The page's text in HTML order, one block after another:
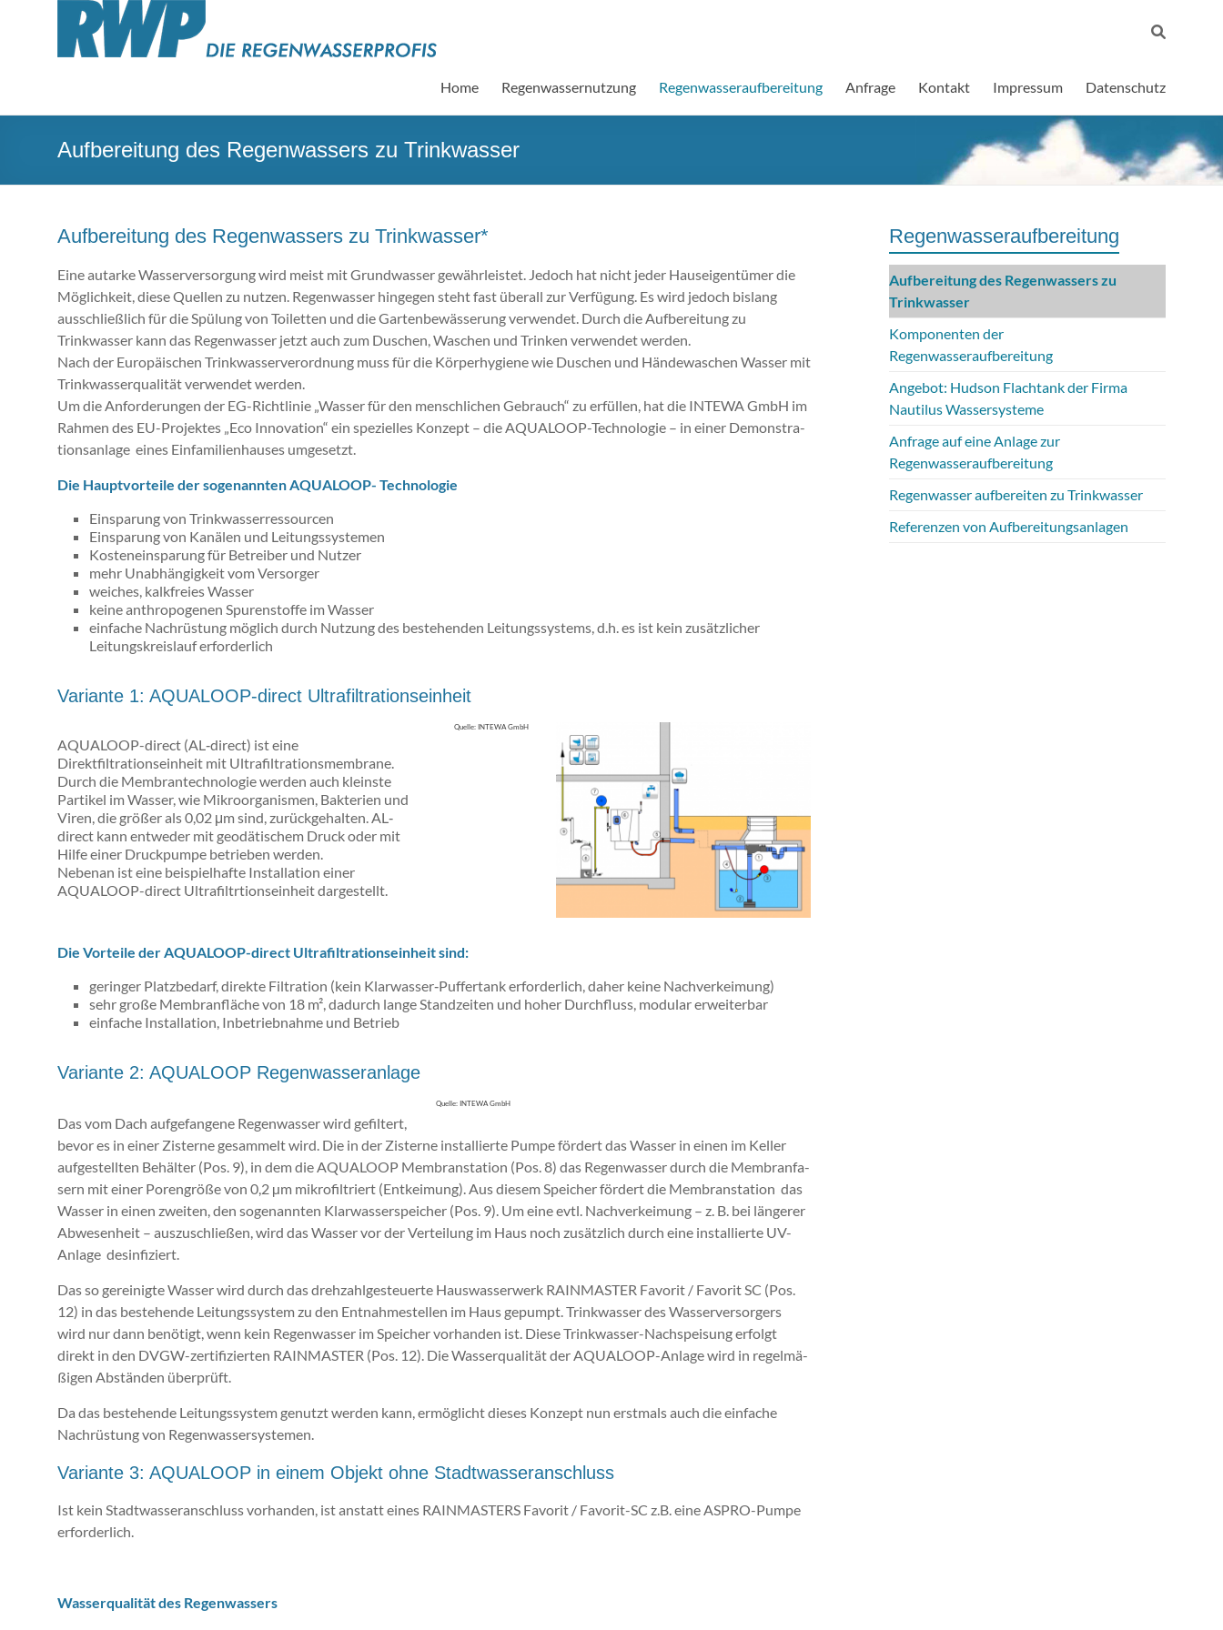
RWP
Die
vom
Home Regenwassernutzung Regenwasseraufbereitung Anfrage Kontakt Impressum Datenschutz
Aufbereitung des Regenwassers zu Trinkwasser
Aufbereitung des Regenwassers zu Trinkwasser*
Eine aut­ar­ke Was­ser­ver­sor­gung wird meist mit Grund­was­ser ge­währleistet. Je­doch hat nicht jeder Haus­ei­gen­tü­mer die
Mög­lich­keit, diese Quel­len zu nut­zen. Re­gen­was­ser hin­ge­gen steht fast über­all zur Ver­fü­gung. Es wird je­doch bis­lang
ausschließlich für die Spü­lung von Toi­let­ten und die Gar­ten­be­wäs­se­rung ver­wen­det. Durch die Aufbereitung zu
Trinkwasser kann das Regenwasser jetzt auch zum Duschen, Waschen und Trinken verwendet werden.
Nach der Eu­ro­päi­schen Trink­was­ser­ver­ord­nung muss für die Kör­per­hy­gie­ne wie Du­schen und Hän­de­wa­schen Was­ser mit
Trink­was­ser­qua­li­tät ver­wen­det wer­den.
Um die An­for­de­run­gen der EG-Richt­li­nie „Was­ser für den mensch­li­chen Ge­brauch“ zu er­fül­len, hat die IN­TE­WA GmbH im
Rah­men des EU-Pro­jek­tes „Eco In­no­va­ti­on“ ein spe­zi­el­les Kon­zept – die AQUALOOP-Technologie – in einer De­mons­tra­
ti­ons­an­la­ge eines Ein­fa­mi­li­en­hau­ses um­ge­setzt.
Die Haupt­vor­tei­le der so­ge­nann­ten AQUALOOP- Tech­no­lo­gie
Einsparung von Trinkwasserressourcen
Einsparung von Kanälen und Leitungssystemen
Kosteneinsparung für Betreiber und Nutzer
mehr Unabhängigkeit vom Versorger
weiches, kalkfreies Wasser
keine anthropogenen Spurenstoffe im Wasser
einfache Nachrüstung möglich durch Nutzung des bestehenden Leitungssystems, d.h. es ist kein zusätzlicher
Leitungskreislauf erforderlich
Variante 1: AQUALOOP-direct Ultrafiltrationseinheit
Quelle: INTEWA GmbH
AQUALOOP-direct (AL‐direct) ist eine
Direktfiltrationseinheit mit Ultrafiltrationsmembrane.
Durch die Membrantechnologie werden auch kleinste
Partikel im Wasser, wie Mikroorganismen, Bakterien und
Viren, die größer als 0,02 μm sind, zurückgehalten. AL‐
direct kann entweder mit geodätischem Druck oder mit
Hilfe einer Druckpumpe betrieben werden.
Nebenan ist eine beispielhafte Installation einer
AQUALOOP-direct Ultrafiltrtionseinheit dargestellt.
Die Vorteile der AQUALOOP-direct Ultrafiltrationseinheit sind:
geringer Platzbedarf, direkte Filtration (kein Klarwasser‐Puffertank erforderlich, daher keine Nachverkeimung)
sehr große Membranfläche von 18 m², dadurch lange Standzeiten und hoher Durchfluss, modular erweiterbar
einfache Installation, Inbetriebnahme und Betrieb
Variante 2: AQUALOOP Regenwasseranlage
Quelle: INTEWA GmbH
Das vom Dach aufgefangene Re­gen­was­ser wird gefiltert,
bevor es in einer Zisterne gesammelt wird. Die in der Zisterne installierte Pumpe fördert das Wasser in einen im Keller
aufgestellten Behälter (Pos. 9), in dem die AQUALOOP Mem­bran­sta­ti­on (Pos. 8) das Re­gen­was­ser durch die Mem­bran­fa­
sern mit einer Po­ren­grö­ße von 0,2 µm mi­kro­fil­triert (Ent­kei­mung). Aus diesem Speicher fördert die Membranstation das
Wasser in einen zweiten, den sogenannten Klar­was­ser­spei­cher (Pos. 9). Um eine evtl. Nach­ver­kei­mung – z. B. bei längerer
Abwesenheit – aus­zu­schlie­ßen, wird das Was­ser vor der Ver­tei­lung im Haus noch zu­sätz­lich durch eine installierte UV-
Anlage des­in­fi­ziert.
Das so ge­rei­nig­te Was­ser wird durch das dreh­zahl­ge­steu­er­te Haus­was­ser­werk RAIN­MAS­TER Favorit / Fa­vo­rit SC (Pos.
12) in das be­ste­hen­de Lei­tungs­sys­tem zu den Ent­nah­me­stel­len im Haus ge­pumpt. Trinkwasser des Wasserversorgers
wird nur dann benötigt, wenn kein Regenwasser im Speicher vorhanden ist. Diese Trinkwasser-Nach­spei­sung erfolgt
direkt in den DVGW-zer­ti­fi­zier­ten RAIN­MAS­TER (Pos. 12). Die Was­ser­qua­li­tät der AQUALOOP-An­la­ge wird in re­gel­mä­
ßi­gen Ab­stän­den über­prüft.
Da das be­ste­hen­de Lei­tungs­sys­tem genutzt wer­den kann, er­mög­licht die­ses Kon­zept nun erst­mals auch die ein­fa­che
Nach­rüs­tung von Re­gen­was­ser­sys­te­men.
Variante 3: AQUALOOP in einem Objekt ohne Stadtwasseranschluss
Ist kein Stadtwasseranschluss vorhanden, ist anstatt eines RAIN­MAS­TERS Fa­vo­rit / Favorit-SC z.B. eine ASPRO-Pumpe
erforderlich.
Wasserqualität des Regenwassers
Regenwasseraufbereitung
Aufbereitung des Regenwassers zu
Trinkwasser
Komponenten der
Regenwasseraufbereitung
Angebot: Hudson Flachtank der Firma
Nautilus Wassersysteme
Anfrage auf eine Anlage zur
Regenwasseraufbereitung
Regenwasser aufbereiten zu Trinkwasser
Referenzen von Aufbereitungsanlagen